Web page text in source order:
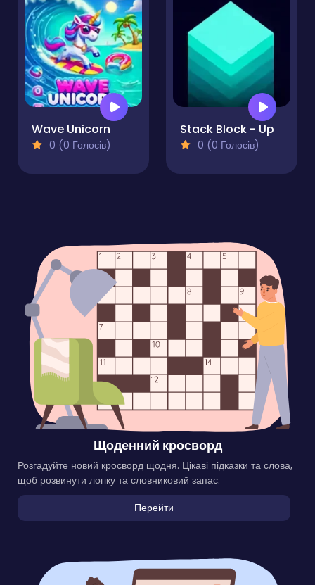
Wave Unicorn
0 (0 Голосів)
Stack Block - Up
0 (0 Голосів)
Щоденний кросворд
Розгадуйте новий кросворд щодня. Цікаві підказки та слова,
щоб розвинути логіку та словниковий запас.
Перейти